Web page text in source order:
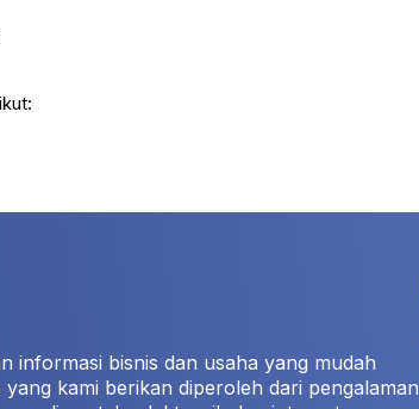
informasi bisnis dan usaha yang mudah
kami berikan diperoleh dari pengalaman